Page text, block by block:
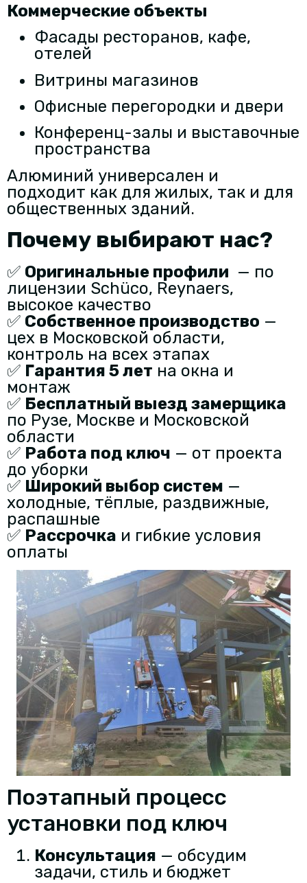
Коммерческие объекты
Фасады ресторанов, кафе,
отелей
Витрины магазинов
Офисные перегородки и двери
Конференц-залы и выставочные
пространства
Алюминий универсален и
подходит как для жилых, так и для
общественных зданий.
Почему выбирают нас?
✅ Оригинальные профили — по
лицензии Schüco, Reynaers,
высокое качество
✅ Собственное производство —
цех в Московской области,
контроль на всех этапах
✅ Гарантия 5 лет на окна и
монтаж
✅ Бесплатный выезд замерщика
по Рузе, Москве и Московской
области
✅ Работа под ключ — от проекта
до уборки
✅ Широкий выбор систем —
холодные, тёплые, раздвижные,
распашные
✅ Рассрочка и гибкие условия
оплаты
Поэтапный процесс
установки под ключ
Консультация — обсудим
задачи, стиль и бюджет